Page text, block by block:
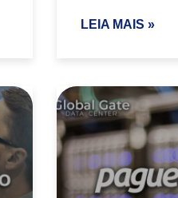
LEIA MAIS »